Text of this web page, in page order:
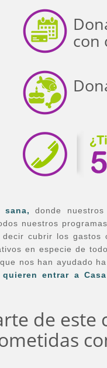
con
sana, donde
nuestros programas
decir cubrir los gastos
en especie de
nos han ayudado
entrar a
de